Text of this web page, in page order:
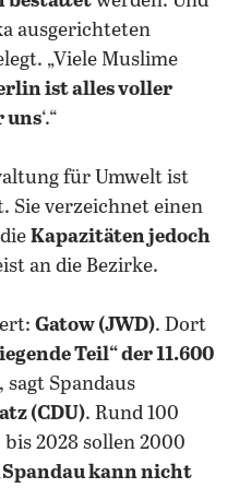
ausgerichteten
„Viele Muslime
ist alles voller
uns‘.“
für Umwelt ist
Sie verzeichnet einen
Kapazitäten jedoch
an die Bezirke.
Gatow (JWD). Dort
Teil“ der 11.600
Spandaus
(CDU). Rund 100
2028 sollen 2000
Spandau kann nicht